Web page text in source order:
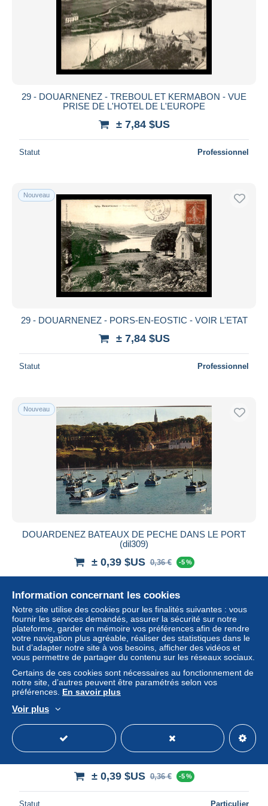
29 - DOUARNENEZ - TREBOUL ET KERMABON - VUE
PRISE DE L'HOTEL DE L'EUROPE
± 7,84 $US
Statut Professionnel
Nouveau
29 - DOUARNENEZ - PORS-EN-EOSTIC - VOIR L'ETAT
± 7,84 $US
Statut Professionnel
Nouveau
DOUARDENEZ BATEAUX DE PECHE DANS LE PORT
(dil309)
± 0,39 $US 0,36 € -5 %
Statut
Nouveau
± 0,39 $US 0,36 € -5 %
Statut Particulier
Information concernant les cookies
Notre site utilise des cookies pour les finalités suivantes : vous
fournir les services demandés, assurer la sécurité sur notre
plateforme, garder en mémoire vos préférences afin de rendre
votre navigation plus agréable, réaliser des statistiques dans le
but d’adapter notre site à vos besoins, afficher des vidéos et
vous permettre de partager du contenu sur les réseaux sociaux.
Certains de ces cookies sont nécessaires au fonctionnement de
notre site, d’autres peuvent être paramétrés selon vos
préférences. En savoir plus
Voir plus